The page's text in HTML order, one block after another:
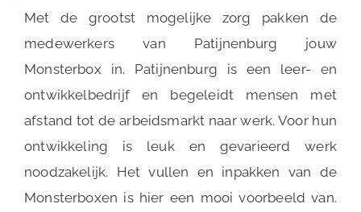
Met de grootst mogelijke zorg pakken de
medewerkers van Patijnenburg jouw
Monsterbox in. Patijnenburg is een leer- en
ontwikkelbedrijf en begeleidt mensen met
afstand tot de arbeidsmarkt naar werk. Voor hun
ontwikkeling is leuk en gevarieerd werk
noodzakelijk. Het vullen en inpakken van de
Monsterboxen is hier een mooi voorbeeld van.